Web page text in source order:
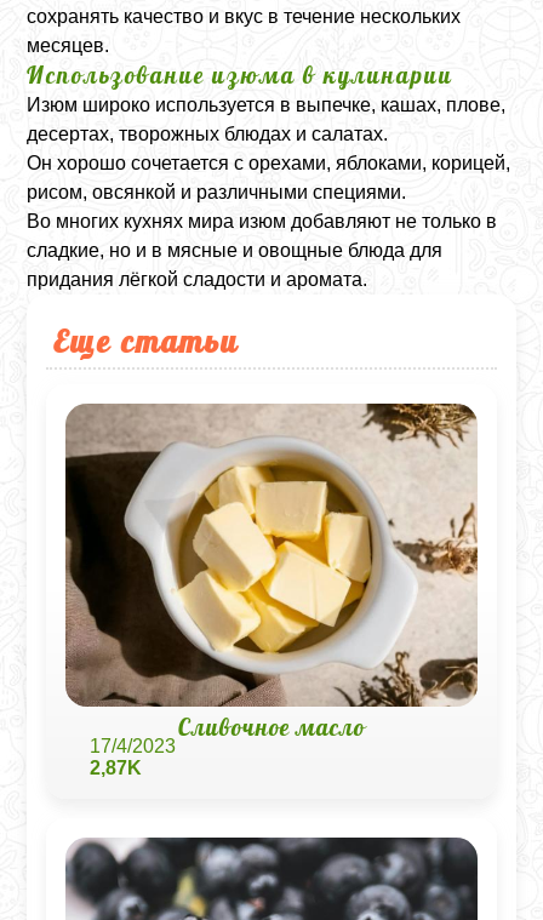
сохранять качество и вкус в течение нескольких
месяцев.
Использование изюма в кулинарии
Изюм широко используется в выпечке, кашах, плове,
десертах, творожных блюдах и салатах.
Он хорошо сочетается с орехами, яблоками, корицей,
рисом, овсянкой и различными специями.
Во многих кухнях мира изюм добавляют не только в
сладкие, но и в мясные и овощные блюда для
придания лёгкой сладости и аромата.
Еще статьи
Сливочное масло
17/4/2023
2,87K